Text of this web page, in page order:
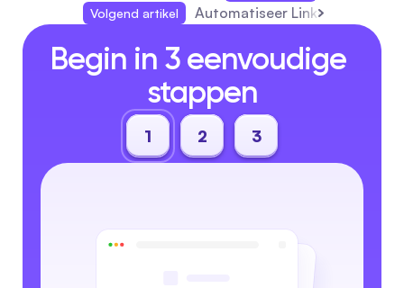
Volgend artikel
Automatiseer LinkedIn-
Begin in 3 eenvoudige
stappen
1 2 3